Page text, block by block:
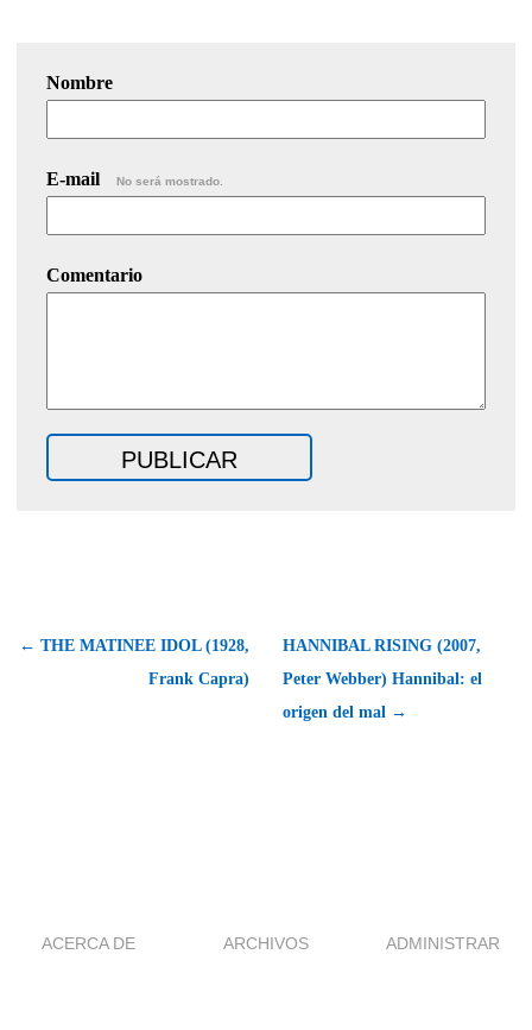
Nombre
E-mail No será mostrado.
Comentario
← THE MATINEE IDOL (1928,
Frank Capra)
HANNIBAL RISING (2007,
Peter Webber) Hannibal: el
origen del mal →
ACERCA DE ARCHIVOS ADMINISTRAR